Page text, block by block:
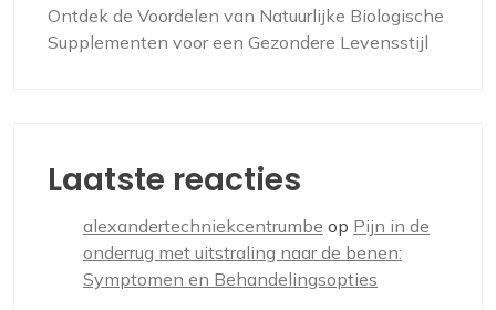
Ontdek de Voordelen van Natuurlijke Biologische
Supplementen voor een Gezondere Levensstijl
Laatste reacties
alexandertechniekcentrumbe op Pijn in de
onderrug met uitstraling naar de benen:
Symptomen en Behandelingsopties